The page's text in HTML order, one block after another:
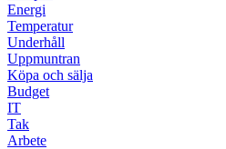
Energi
Temperatur
Underhåll
Uppmuntran
Köpa och sälja
Budget
IT
Tak
Arbete